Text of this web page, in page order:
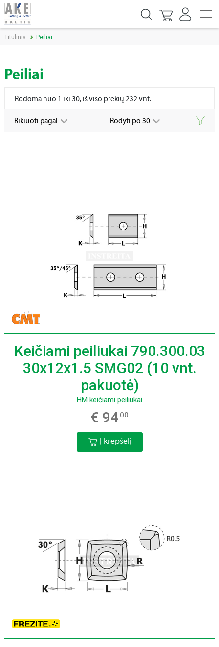
Titulinis Peiliai
Peiliai
Rodoma nuo 1 iki 30, iš viso prekių 232 vnt.
Rikiuoti pagal Rodyti po 30
Keičiami peiliukai 790.300.03
30x12x1.5 SMG02 (10 vnt.
pakuotė)
HM keičiami peiliukai
€ 94 00
Į krepšelį